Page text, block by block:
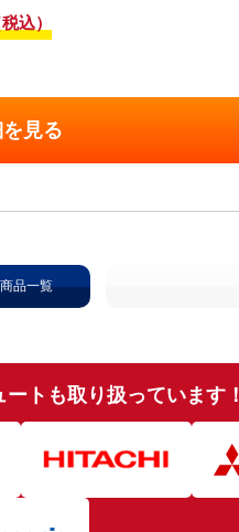
込）
見る
品一覧
トも取り扱っています！